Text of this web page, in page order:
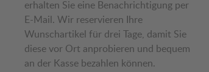
erhalten Sie eine Benachrichtigung per
E-Mail. Wir reservieren Ihre
Wunschartikel für drei Tage, damit Sie
diese vor Ort anprobieren und bequem
an der Kasse bezahlen können.